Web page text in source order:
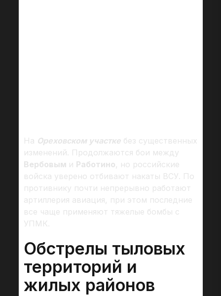
На Ореховском участкебез существенных
изменений. Продолжаются бои между
Вербовым и Работино, но российские
войска уверено отбивают накаты ВСУ. По
противнику почти непрерывно работают
артиллерия авиация, при этом последние
все чаще применяют тяжелые бомбы с
УПМК.
Обстрелы тыловых
территорий и
жилых районов